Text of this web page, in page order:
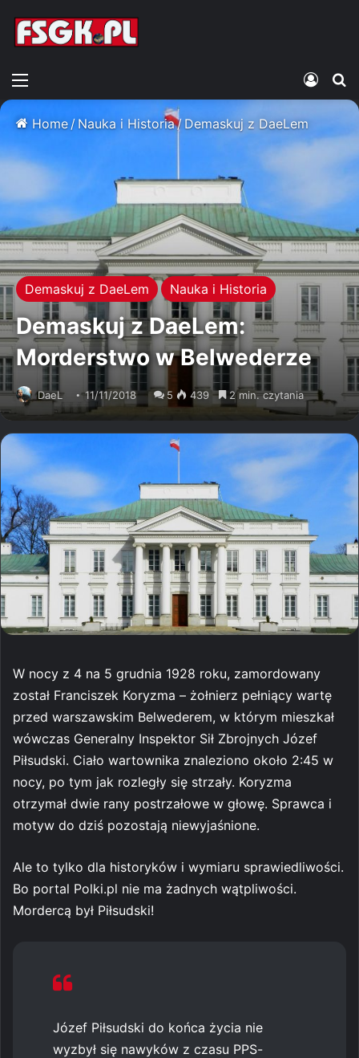
Home/Nauka i Historia/Demaskuj z DaeLem
Demaskuj z DaeLem Nauka i Historia
Demaskuj z DaeLem:
Morderstwo w Belwederze
DaeL 11/11/2018 5 439 2 min. czytania
W nocy z 4 na 5 grudnia 1928 roku, zamordowany
został Franciszek Koryzma – żołnierz pełniący wartę
przed warszawskim Belwederem, w którym mieszkał
wówczas Generalny Inspektor Sił Zbrojnych Józef
Piłsudski. Ciało wartownika znaleziono około 2:45 w
nocy, po tym jak rozległy się strzały. Koryzma
otrzymał dwie rany postrzałowe w głowę. Sprawca i
motyw do dziś pozostają niewyjaśnione.
Ale to tylko dla historyków i wymiaru sprawiedliwości.
Bo portal Polki.pl nie ma żadnych wątpliwości.
Mordercą był Piłsudski!
Józef Piłsudski do końca życia nie
wyzbył się nawyków z czasu PPS-